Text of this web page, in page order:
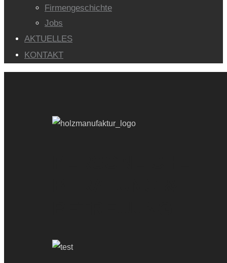
Firmengeschichte
Jobs
AKTUELLES
KONTAKT